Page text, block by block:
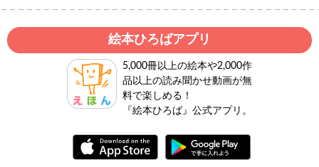
絵本ひろばアプリ
5,000冊以上の絵本や2,000作
品以上の読み聞かせ動画が無
料で楽しめる！
『絵本ひろば』公式アプリ。